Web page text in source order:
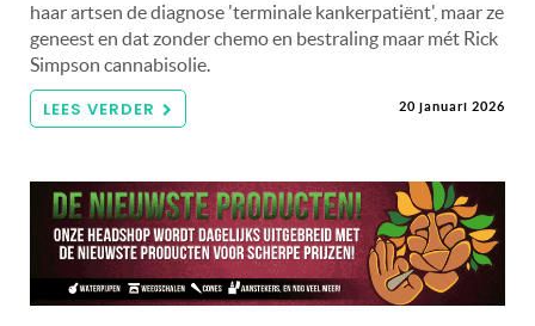
haar artsen de diagnose 'terminale kankerpatiënt', maar ze
geneest en dat zonder chemo en bestraling maar mét Rick
Simpson cannabisolie.
LEES VERDER 20 januari 2026